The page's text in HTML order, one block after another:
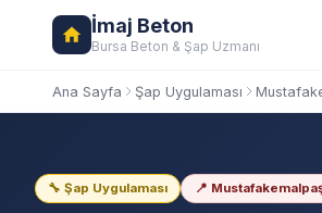
İmaj Beton
Bursa Beton & Şap Uzmanı
Ana Sayfa Şap Uygulaması
🔧 Şap Uygulaması 📍